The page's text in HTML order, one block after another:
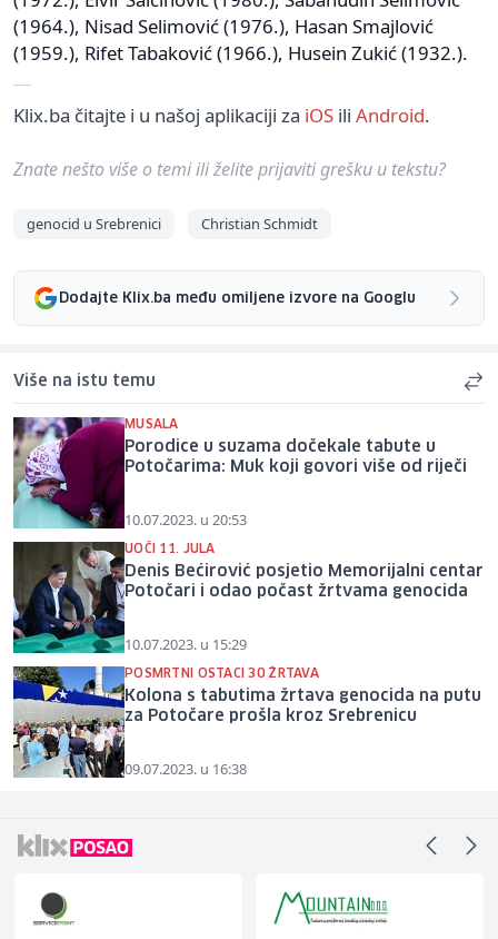
(1964.), Nisad Selimović (1976.), Hasan Smajlović
(1959.), Rifet Tabaković (1966.), Husein Zukić (1932.).
Klix.ba čitajte i u našoj aplikaciji za iOS ili Android.
Znate nešto više o temi ili želite prijaviti grešku u tekstu?
genocid u Srebrenici Christian Schmidt
Dodajte Klix.ba među omiljene izvore na Googlu
Više na istu temu
MUSALA
Porodice u suzama dočekale tabute u
Potočarima: Muk koji govori više od riječi
10.07.2023. u 20:53
UOČI 11. JULA
Denis Bećirović posjetio Memorijalni centar
Potočari i odao počast žrtvama genocida
10.07.2023. u 15:29
POSMRTNI OSTACI 30 ŽRTAVA
Kolona s tabutima žrtava genocida na putu
za Potočare prošla kroz Srebrenicu
09.07.2023. u 16:38